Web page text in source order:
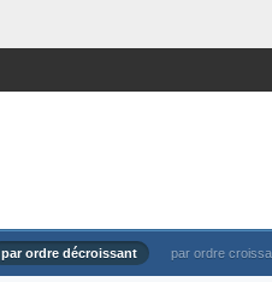
par ordre décroissant par ordre